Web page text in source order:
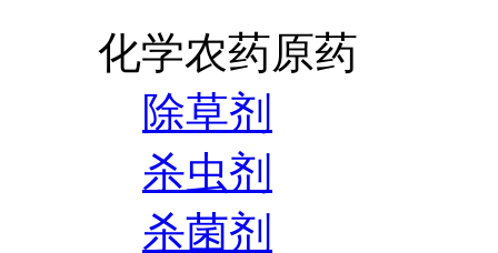
化学农药原药
除草剂
杀虫剂
杀菌剂